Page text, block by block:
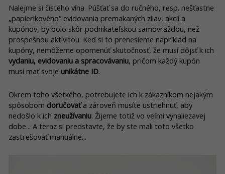
Nalejme si čistého vína. Púšťať sa do ručného, resp. nešťastne
„papierikového“ evidovania premakaných zliav, akcií a
kupónov, by bolo skôr podnikateľskou samovraždou, než
prospešnou aktivitou. Keď si to prenesieme napríklad na
kupóny, nemôžeme opomenúť skutočnosť, že musí dôjsť k ich
vydaniu, evidovaniu a spracovávaniu, pričom každý kupón
musí mať svoje unikátne ID.
Okrem toho všetkého, potrebujete ich k zákazníkom nejakým
spôsobom doručovaťa zároveň musíte ustriehnuť, aby
nedošlo k ich zneužívaniu. Žijeme totiž vo veľmi vynaliezavej
dobe... A teraz si predstavte, že by ste mali toto všetko
zastrešovať manuálne...